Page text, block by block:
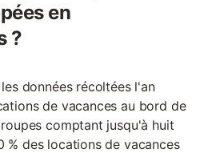
en
?
données récoltées l'an
de vacances au bord de
comptant jusqu'à huit
% des locations de vacances